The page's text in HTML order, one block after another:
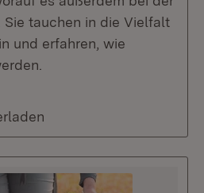
Sie tauchen in die Vielfalt
und erfahren, wie